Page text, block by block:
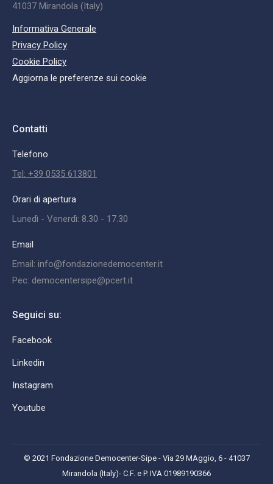
41037 Mirandola (Italy)
Informativa Generale
Privacy Policy
Cookie Policy
Aggiorna le preferenze sui cookie
Contatti
Telefono
Tel: +39 0535 613801
Orari di apertura
Lunedì - Venerdì: 8.30 - 17.30
Email
Email: info@fondazionedemocenter.it
Pec: democentersipe@pcert.it
Seguici su:
Facebook
Linkedin
Instagram
Youtube
© 2021 Fondazione Democenter-Sipe - Via 29 MAggio, 6 - 41037
Mirandola (Italy)- C.F. e P. IVA 01989190366